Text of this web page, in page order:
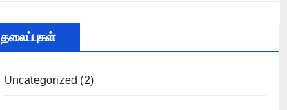
தலைப்புகள்
Uncategorized (2)